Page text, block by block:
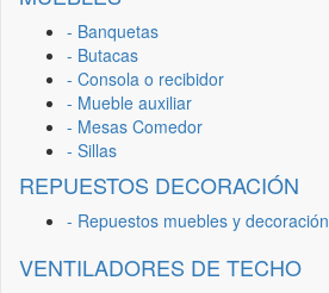
- Banquetas
- Butacas
- Consola o recibidor
- Mueble auxiliar
- Mesas Comedor
- Sillas
REPUESTOS DECORACIÓN
- Repuestos muebles y decoración
VENTILADORES DE TECHO